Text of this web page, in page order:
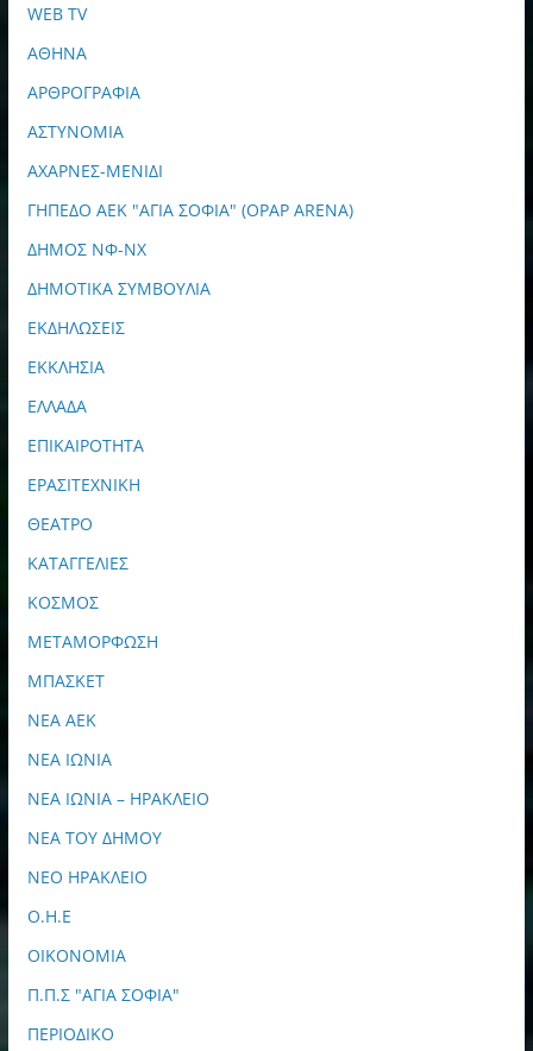
WEB TV
ΑΘΗΝΑ
ΑΡΘΡΟΓΡΑΦΙΑ
ΑΣΤΥΝΟΜΙΑ
ΑΧΑΡΝΕΣ-ΜΕΝΙΔΙ
ΓΗΠΕΔΟ ΑΕΚ "ΑΓΙΑ ΣΟΦΙΑ" (OPAP ARENA)
ΔΗΜΟΣ ΝΦ-ΝΧ
ΔΗΜΟΤΙΚΑ ΣΥΜΒΟΥΛΙΑ
ΕΚΔΗΛΩΣΕΙΣ
ΕΚΚΛΗΣΙΑ
ΕΛΛΑΔΑ
ΕΠΙΚΑΙΡΟΤΗΤΑ
ΕΡΑΣΙΤΕΧΝΙΚΗ
ΘΕΑΤΡΟ
ΚΑΤΑΓΓΕΛΙΕΣ
ΚΟΣΜΟΣ
ΜΕΤΑΜΟΡΦΩΣΗ
ΜΠΑΣΚΕΤ
ΝΕΑ ΑΕΚ
ΝΕΑ ΙΩΝΙΑ
ΝΕΑ ΙΩΝΙΑ – ΗΡΑΚΛΕΙΟ
ΝΕΑ ΤΟΥ ΔΗΜΟΥ
ΝΕΟ ΗΡΑΚΛΕΙΟ
Ο.Η.Ε
ΟΙΚΟΝΟΜΙΑ
Π.Π.Σ "ΑΓΙΑ ΣΟΦΙΑ"
ΠΕΡΙΟΔΙΚΟ